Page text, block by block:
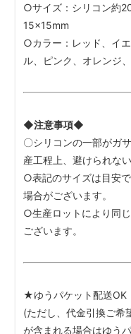
○サイズ：シリコン約
15×15mm
○カラー：レッド、イ
ル、ピンク、オレンジ
◆注意事項◆
〇シリコンの一部がガ
産工程上、避けられな
○表記のサイズは目安
場合がございます。
○生産ロットにより同
ございます。
★ゆうパケット配送OK
(ただし、代金引換ご希
が含まれる場合はゆう